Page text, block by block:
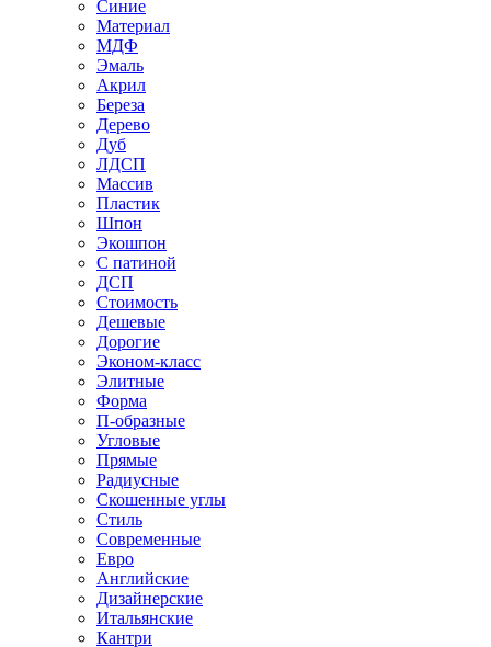
Синие
Материал
МДФ
Эмаль
Акрил
Береза
Дерево
Дуб
ЛДСП
Массив
Пластик
Шпон
Экошпон
С патиной
ДСП
Стоимость
Дешевые
Дорогие
Эконом-класс
Элитные
Форма
П-образные
Угловые
Прямые
Радиусные
Скошенные углы
Стиль
Современные
Евро
Английские
Дизайнерские
Итальянские
Кантри